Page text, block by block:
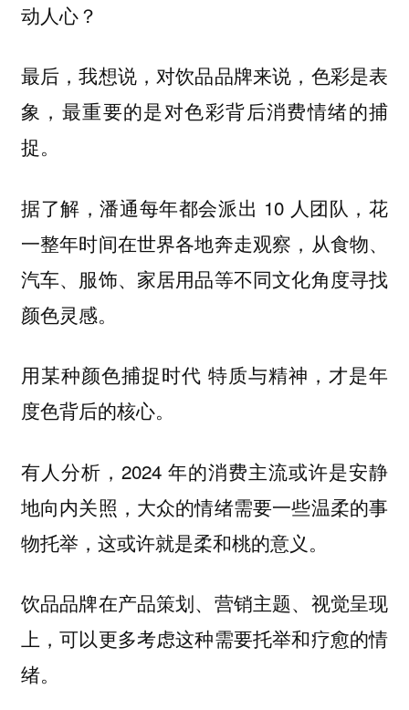
动人心？
最后，我想说，对饮品品牌来说，色彩是表
象，最重要的是对色彩背后消费情绪的捕
捉。
据了解，潘通每年都会派出 10 人团队，花
一整年时间在世界各地奔走观察，从食物、
汽车、服饰、家居用品等不同文化角度寻找
颜色灵感。
用某种颜色捕捉时代 特质与精神，才是年
度色背后的核心。
有人分析，2024 年的消费主流或许是安静
地向内关照，大众的情绪需要一些温柔的事
物托举，这或许就是柔和桃的意义。
饮品品牌在产品策划、营销主题、视觉呈现
上，可以更多考虑这种需要托举和疗愈的情
绪。